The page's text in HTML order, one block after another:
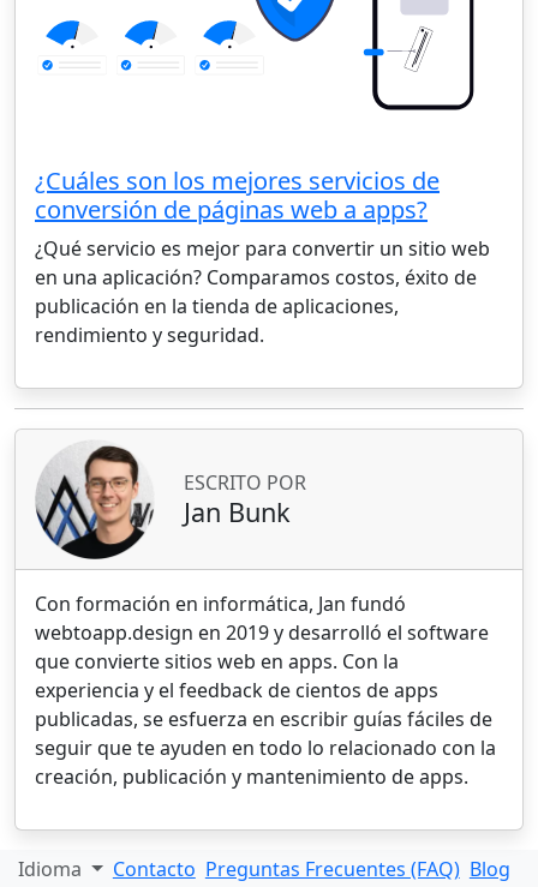
¿Cuáles son los mejores servicios de
conversión de páginas web a apps?
¿Qué servicio es mejor para convertir un sitio web
en una aplicación? Comparamos costos, éxito de
publicación en la tienda de aplicaciones,
rendimiento y seguridad.
ESCRITO POR
Jan Bunk
Con formación en informática, Jan fundó
webtoapp.design en 2019 y desarrolló el software
que convierte sitios web en apps. Con la
experiencia y el feedback de cientos de apps
publicadas, se esfuerza en escribir guías fáciles de
seguir que te ayuden en todo lo relacionado con la
creación, publicación y mantenimiento de apps.
Idioma Contacto Preguntas Frecuentes (FAQ) Blog